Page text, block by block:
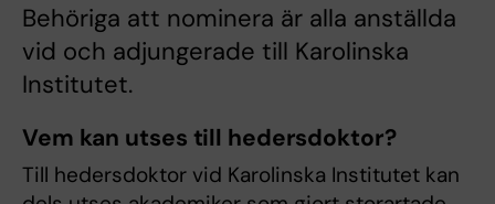
Behöriga att nominera är alla anställda
vid och adjungerade till Karolinska
Institutet.
Vem kan utses till hedersdoktor?
Till hedersdoktor vid Karolinska Institutet kan